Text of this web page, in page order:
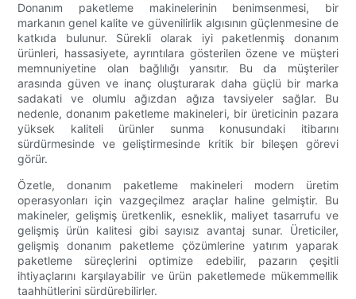
Donanım paketleme makinelerinin benimsenmesi, bir
markanın genel kalite ve güvenilirlik algısının güçlenmesine de
katkıda bulunur. Sürekli olarak iyi paketlenmiş donanım
ürünleri, hassasiyete, ayrıntılara gösterilen özene ve müşteri
memnuniyetine olan bağlılığı yansıtır. Bu da müşteriler
arasında güven ve inanç oluşturarak daha güçlü bir marka
sadakati ve olumlu ağızdan ağıza tavsiyeler sağlar. Bu
nedenle, donanım paketleme makineleri, bir üreticinin pazara
yüksek kaliteli ürünler sunma konusundaki itibarını
sürdürmesinde ve geliştirmesinde kritik bir bileşen görevi
görür.
Özetle, donanım paketleme makineleri modern üretim
operasyonları için vazgeçilmez araçlar haline gelmiştir. Bu
makineler, gelişmiş üretkenlik, esneklik, maliyet tasarrufu ve
gelişmiş ürün kalitesi gibi sayısız avantaj sunar. Üreticiler,
gelişmiş donanım paketleme çözümlerine yatırım yaparak
paketleme süreçlerini optimize edebilir, pazarın çeşitli
ihtiyaçlarını karşılayabilir ve ürün paketlemede mükemmellik
taahhütlerini sürdürebilirler.